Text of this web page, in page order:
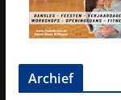
Archief